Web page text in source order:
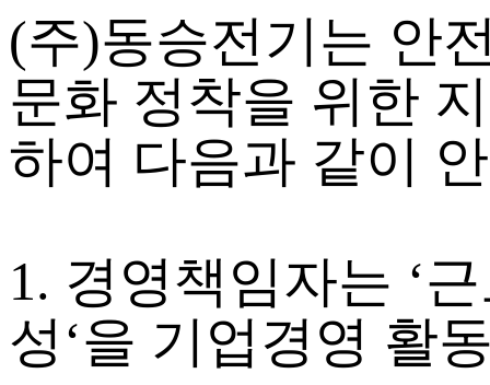
(주)동승전기는 안
문화 정착을 위한
하여 다음과 같이
1. 경영책임자는 ‘
성‘을 기업경영 활